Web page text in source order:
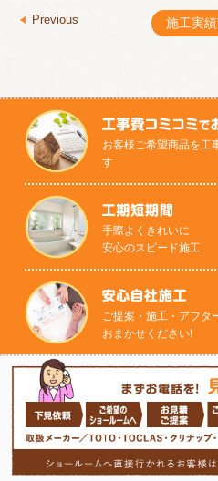
投
ー
シ
ョ
ン
Previous
Previous
施工実
お客様ご希望商品を工
す
手際よくきれいに
安心のスピード施工
ご提案・施工・アフタ
おまかせください!